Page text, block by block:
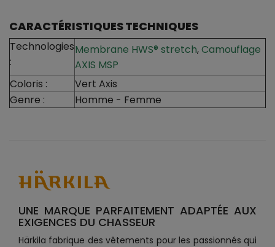
CARACTÉRISTIQUES TECHNIQUES
Technologies
:
Membrane HWS® stretch,Camouflage
AXIS MSP
Coloris :
Vert Axis
Genre :
Homme - Femme
UNE MARQUE PARFAITEMENT ADAPTÉE AUX
EXIGENCES DU CHASSEUR
Härkila fabrique des vêtements pour les passionnés qui